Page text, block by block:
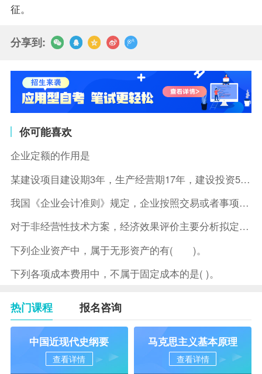
征。
分享到:
你可能喜欢
企业定额的作用是
某建设项目建设期3年，生产经营期17年，建设投资5500万元
我国《企业会计准则》规定，企业按照交易或者事项的经济特征确定
对于非经营性技术方案，经济效果评价主要分析拟定方案的( )。
下列企业资产中，属于无形资产的有( )。
下列各项成本费用中，不属于固定成本的是( )。
热门课程 报名咨询
中国近现代史纲要
查看详情
马克思主义基本原理
查看详情